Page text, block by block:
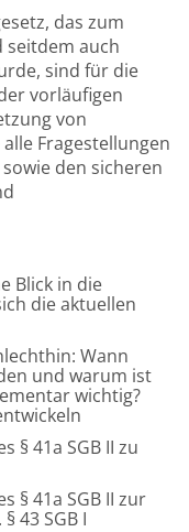
das zum
seitdem auch
sind für die
vorläufigen
von
Fragestellungen
den sicheren
Blick in die
die aktuellen
Wann
und warum ist
wichtig?
§ 41a SGB II zu
§ 41a SGB II zur
43 SGB I